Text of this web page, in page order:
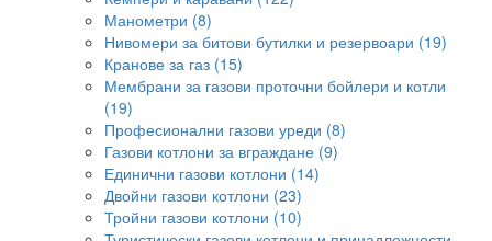
Манометри (8)
Нивомери за битови бутилки и резервоари (19)
Кранове за газ (15)
Мембрани за газови проточни бойлери и котли
(19)
Професионални газови уреди (8)
Газови котлони за вграждане (9)
Единични газови котлони (14)
Двойни газови котлони (23)
Тройни газови котлони (10)